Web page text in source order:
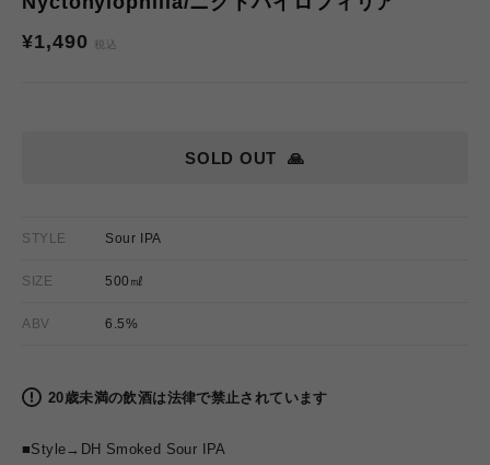
通
¥1,490 税込
🙏
SOLD OUT
STYLE Sour IPA
SIZE 500㎖
ABV 6.5%
20歳未満の飲酒は法律で禁止されています
■Style→DH Smoked Sour IPA